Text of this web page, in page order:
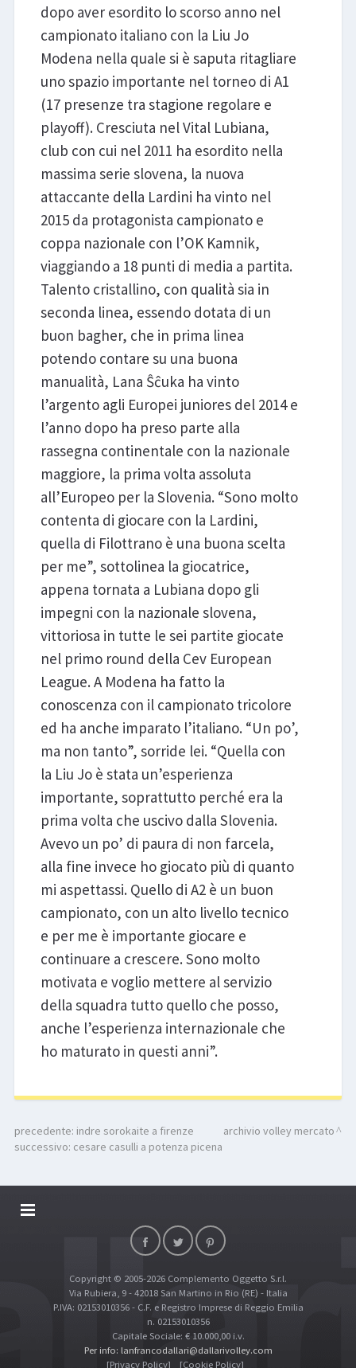
dopo aver esordito lo scorso anno nel
campionato italiano con la Liu Jo
Modena nella quale si è saputa ritagliare
uno spazio importante nel torneo di A1
(17 presenze tra stagione regolare e
playoff). Cresciuta nel Vital Lubiana,
club con cui nel 2011 ha esordito nella
massima serie slovena, la nuova
attaccante della Lardini ha vinto nel
2015 da protagonista campionato e
coppa nazionale con l’OK Kamnik,
viaggiando a 18 punti di media a partita.
Talento cristallino, con qualità sia in
seconda linea, essendo dotata di un
buon bagher, che in prima linea
potendo contare su una buona
manualità, Lana Ŝĉuka ha vinto
l’argento agli Europei juniores del 2014 e
l’anno dopo ha preso parte alla
rassegna continentale con la nazionale
maggiore, la prima volta assoluta
all’Europeo per la Slovenia. “Sono molto
contenta di giocare con la Lardini,
quella di Filottrano è una buona scelta
per me”, sottolinea la giocatrice,
appena tornata a Lubiana dopo gli
impegni con la nazionale slovena,
vittoriosa in tutte le sei partite giocate
nel primo round della Cev European
League. A Modena ha fatto la
conoscenza con il campionato tricolore
ed ha anche imparato l’italiano. “Un po’,
ma non tanto”, sorride lei. “Quella con
la Liu Jo è stata un’esperienza
importante, soprattutto perché era la
prima volta che uscivo dalla Slovenia.
Avevo un po’ di paura di non farcela,
alla fine invece ho giocato più di quanto
mi aspettassi. Quello di A2 è un buon
campionato, con un alto livello tecnico
e per me è importante giocare e
continuare a crescere. Sono molto
motivata e voglio mettere al servizio
della squadra tutto quello che posso,
anche l’esperienza internazionale che
ho maturato in questi anni”.
precedente: indre sorokaite a firenze
successivo: cesare casulli a potenza picena
archivio volley mercato
DALLARIVOLLEY SOSTIENE
TOP RICERCHE
SITE MAP
Copyright © 2005-2026 Complemento Oggetto S.r.l.
Via Rubiera, 9 - 42018 San Martino in Rio (RE) - Italia
P.IVA: 02153010356 - C.F. e Registro Imprese di Reggio Emilia
n. 02153010356
Capitale Sociale: € 10.000,00 i.v.
Per info: lanfrancodallari@dallarivolley.com
[Privacy Policy]
[Cookie Policy]